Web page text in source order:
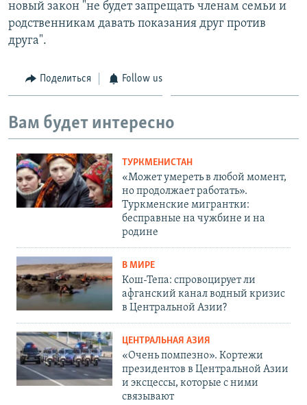
новый закон "не будет запрещать членам семьи и
родственникам давать показания друг против
друга".
Поделиться Follow us
Вам будет интересно
ТУРКМЕНИСТАН
«Может умереть в любой момент,
но продолжает работать».
Туркменские мигрантки:
бесправные на чужбине и на
родине
В МИРЕ
Кош-Тепа: спровоцирует ли
афганский канал водный кризис
в Центральной Азии?
ЦЕНТРАЛЬНАЯ АЗИЯ
«Очень помпезно». Кортежи
президентов в Центральной Азии
и эксцессы, которые с ними
связывают